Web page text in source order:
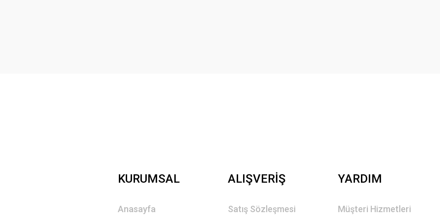
KURUMSAL
Anasayfa
ALIŞVERİŞ
Satış Sözleşmesi
YARDIM
Müşteri Hizmetleri